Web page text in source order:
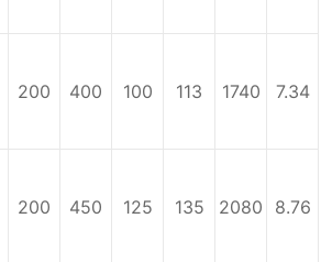
200 400 100 113 1740 7.34
200 450 125 135 2080 8.76